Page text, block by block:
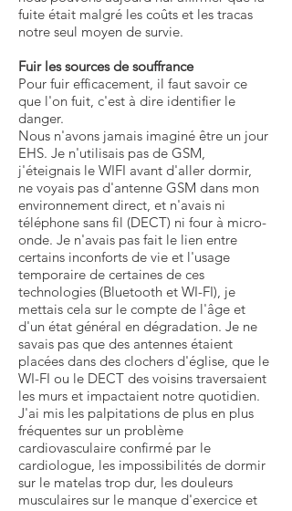
fuite était malgré les coûts et les tracas
notre seul moyen de survie.
Fuir les sources de souffrance
Pour fuir efficacement, il faut savoir ce
que l'on fuit, c'est à dire identifier le
danger.
Nous n'avons jamais imaginé être un jour
EHS. Je n'utilisais pas de GSM,
j'éteignais le WIFI avant d'aller dormir,
ne voyais pas d'antenne GSM dans mon
environnement direct, et n'avais ni
téléphone sans fil (DECT) ni four à micro-
onde. Je n'avais pas fait le lien entre
certains inconforts de vie et l'usage
temporaire de certaines de ces
technologies (Bluetooth et WI-FI), je
mettais cela sur le compte de l'âge et
d'un état général en dégradation. Je ne
savais pas que des antennes étaient
placées dans des clochers d'église, que le
WI-FI ou le DECT des voisins traversaient
les murs et impactaient notre quotidien.
J'ai mis les palpitations de plus en plus
fréquentes sur un problème
cardiovasculaire confirmé par le
cardiologue, les impossibilités de dormir
sur le matelas trop dur, les douleurs
musculaires sur le manque d'exercice et